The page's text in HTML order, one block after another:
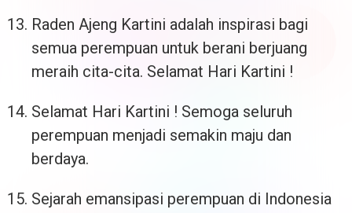
Raden Ajeng Kartini adalah inspirasi bagi
semua perempuan untuk berani berjuang
meraih cita-cita. Selamat Hari Kartini !
Selamat Hari Kartini ! Semoga seluruh
perempuan menjadi semakin maju dan
berdaya.
Sejarah emansipasi perempuan di Indonesia